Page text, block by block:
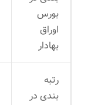
بورس
اوراق
بهادار
رتبه
بندی در